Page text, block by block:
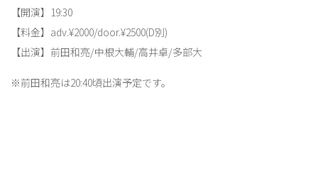
【開演】19:30
【料金】adv.¥2000/door.¥2500(D別)
【出演】前田和亮/中根大輔/高井卓/多部大
※前田和亮は20:40頃出演予定です。